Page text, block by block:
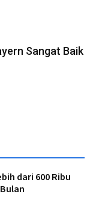
Sangat Baik
dari 600 Ribu